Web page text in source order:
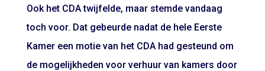
Ook het CDA twijfelde, maar stemde vandaag
toch voor. Dat gebeurde nadat de hele Eerste
Kamer een motie van het CDA had gesteund om
de mogelijkheden voor verhuur van kamers door